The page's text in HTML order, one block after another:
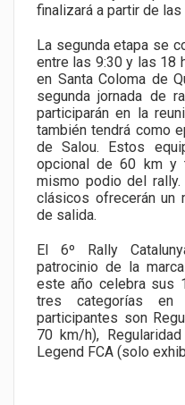
finalizará a partir de las
La segunda etapa se
entre las 9:30 y las 18
en Santa Coloma de
segunda jornada de
participarán en la
también tendrá como
de Salou. Estos
opcional de 60 km y
mismo podio del
clásicos ofrecerán un
de salida.
El 6º Rally
patrocinio de la
este año celebra sus
tres categorías
participantes son
70 km/h),
Legend FCA (solo